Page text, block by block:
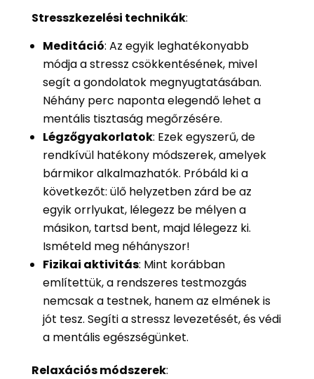
Stresszkezelési technikák:
Meditáció: Az egyik leghatékonyabb
módja a stressz csökkentésének, mivel
segít a gondolatok megnyugtatásában.
Néhány perc naponta elegendő lehet a
mentális tisztaság megőrzésére.
Légzőgyakorlatok: Ezek egyszerű, de
rendkívül hatékony módszerek, amelyek
bármikor alkalmazhatók. Próbáld ki a
következőt: ülő helyzetben zárd be az
egyik orrlyukat, lélegezz be mélyen a
másikon, tartsd bent, majd lélegezz ki.
Ismételd meg néhányszor!
Fizikai aktivitás: Mint korábban
említettük, a rendszeres testmozgás
nemcsak a testnek, hanem az elmének is
jót tesz. Segíti a stressz levezetését, és védi
a mentális egészségünket.
Relaxációs módszerek: